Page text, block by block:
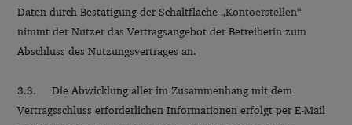
Daten durch Bestätigung der Schaltfläche„Kontoerstellen“
nimmt der Nutzer das Vertragsangebot der Betreiberin zum
Abschluss des Nutzungsvertrages an.
3.3. Die Abwicklung aller im Zusammenhang mit dem
Vertragsschluss erforderlichen Informationen erfolgt per E-Mail